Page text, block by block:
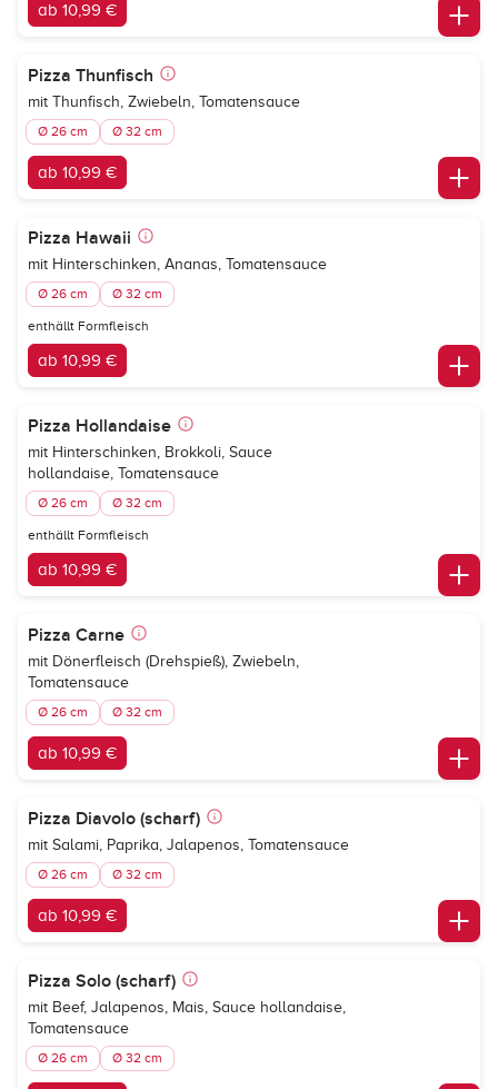
ab 10,99 €
Pizza Thunfisch
mit Thunfisch, Zwiebeln, Tomatensauce
Ø 26 cm Ø 32 cm
ab 10,99 €
Pizza Hawaii
mit Hinterschinken, Ananas, Tomatensauce
Ø 26 cm Ø 32 cm
enthällt Formfleisch
ab 10,99 €
Pizza Hollandaise
mit Hinterschinken, Brokkoli, Sauce
hollandaise, Tomatensauce
Ø 26 cm Ø 32 cm
enthällt Formfleisch
ab 10,99 €
Pizza Carne
mit Dönerfleisch (Drehspieß), Zwiebeln,
Tomatensauce
Ø 26 cm Ø 32 cm
ab 10,99 €
Pizza Diavolo (scharf)
mit Salami, Paprika, Jalapenos, Tomatensauce
Ø 26 cm Ø 32 cm
ab 10,99 €
Pizza Solo (scharf)
mit Beef, Jalapenos, Mais, Sauce hollandaise,
Tomatensauce
Ø 26 cm Ø 32 cm